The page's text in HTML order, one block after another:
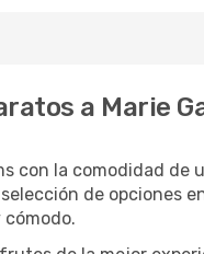
a Marie
con la comodidad
de opciones
cómodo.